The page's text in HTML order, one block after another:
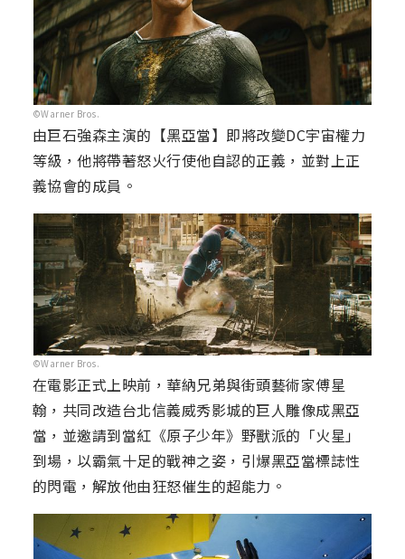
©Warner Bros.
由巨石強森主演的【黑亞當】即將改變DC宇宙權力
等級，他將帶著怒火行使他自認的正義，並對上正
義協會的成員。
©Warner Bros.
在電影正式上映前，華納兄弟與街頭藝術家傅星
翰，共同改造台北信義威秀影城的巨人雕像成黑亞
當，並邀請到當紅《原子少年》野獸派的「火星」
到場，以霸氣十足的戰神之姿，引爆黑亞當標誌性
的閃電，解放他由狂怒催生的超能力。